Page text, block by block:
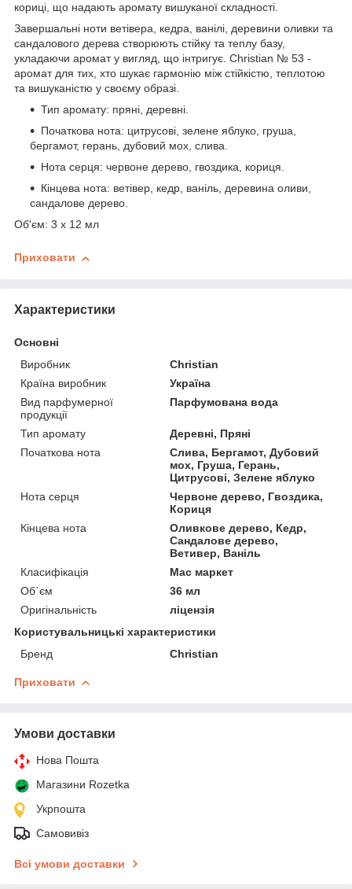
кориці, що надають аромату вишуканої складності.
Завершальні ноти ветівера, кедра, ванілі, деревини оливки та
сандалового дерева створюють стійку та теплу базу,
укладаючи аромат у вигляд, що інтригує. Christian № 53 -
аромат для тих, хто шукає гармонію між стійкістю, теплотою
та вишуканістю у своєму образі.
Тип аромату: пряні, деревні.
Початкова нота: цитрусові, зелене яблуко, груша,
бергамот, герань, дубовий мох, слива.
Нота серця: червоне дерево, гвоздика, кориця.
Кінцева нота: ветівер, кедр, ваніль, деревина оливи,
сандалове дерево.
Об'єм: 3 х 12 мл
Приховати
Характеристики
Основні
Виробник
Christian
Країна виробник
Україна
Вид парфумерної
продукції
Парфумована вода
Тип аромату
Деревні, Пряні
Початкова нота
Слива, Бергамот, Дубовий
мох, Груша, Герань,
Цитрусові, Зелене яблуко
Нота серця
Червоне дерево, Гвоздика,
Кориця
Кінцева нота
Оливкове дерево, Кедр,
Сандалове дерево,
Ветивер, Ваніль
Класифікація
Мас маркет
Об`єм
36 мл
Оригінальність
ліцензія
Користувальницькі характеристики
Бренд
Christian
Приховати
Умови доставки
Нова Пошта
Магазини Rozetka
Укрпошта
Самовивіз
Всі умови доставки